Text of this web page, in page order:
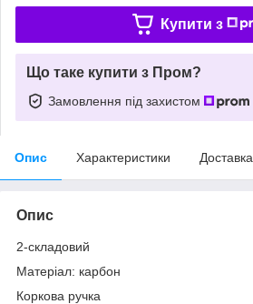
Купити з
Що таке купити з Пром?
Замовлення під захистом
Опис Характеристики Доставка
Опис
2-складовий
Матеріал: карбон
Коркова ручка